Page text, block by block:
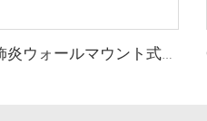
高品質72インチ大型装飾炎ウォールマウント式電気暖炉ヒーター